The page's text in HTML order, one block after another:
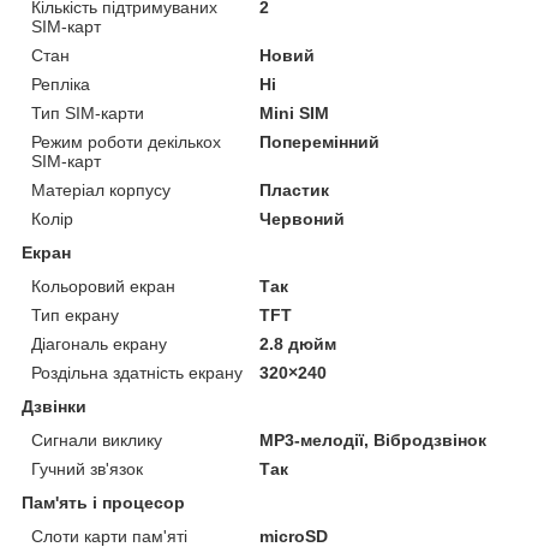
Кількість підтримуваних
SIM-карт
2
Стан
Новий
Репліка
Ні
Тип SIM-карти
Mini SIM
Режим роботи декількох
SIM-карт
Поперемінний
Матеріал корпусу
Пластик
Колір
Червоний
Екран
Кольоровий екран
Так
Тип екрану
TFT
Діагональ екрану
2.8 дюйм
Роздільна здатність екрану
320×240
Дзвінки
Сигнали виклику
MP3-мелодії, Вібродзвінок
Гучний зв'язок
Так
Пам'ять і процесор
Слоти карти пам'яті
microSD